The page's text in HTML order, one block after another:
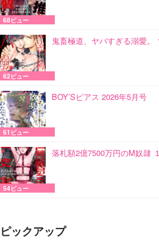
68ビュー
鬼畜極道、ヤバすぎる溺愛。
62ビュー
BOY’Sピアス 2026年5月号
61ビュー
落札額2億7500万円のM奴隷
54ビュー
ピックアップ